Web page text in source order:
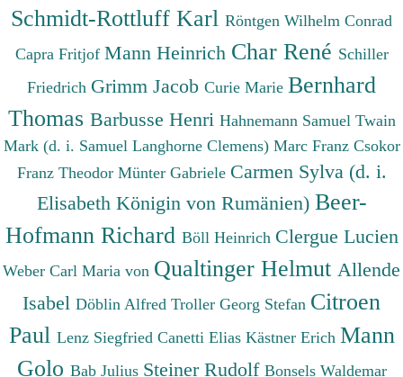
Schmidt-Rottluff Karl Röntgen Wilhelm Conrad
Capra Fritjof Mann Heinrich Char René Schiller
Friedrich Grimm Jacob Curie Marie Bernhard
Thomas Barbusse Henri Hahnemann Samuel Twain
Mark (d. i. Samuel Langhorne Clemens) Marc Franz Csokor
Franz Theodor Münter Gabriele Carmen Sylva (d. i.
Elisabeth Königin von Rumänien) Beer-
Hofmann Richard Böll Heinrich Clergue Lucien
Weber Carl Maria von Qualtinger Helmut Allende
Isabel Döblin Alfred Troller Georg Stefan Citroen
Paul Lenz Siegfried Canetti Elias Kästner Erich Mann
Golo Bab Julius Steiner Rudolf Bonsels Waldemar